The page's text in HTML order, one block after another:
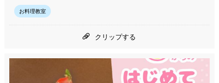
お料理教室
クリップする